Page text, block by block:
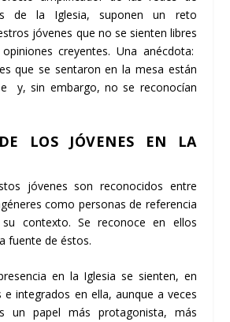
de la Iglesia, suponen un reto
jóvenes que no se sienten libres
creyentes. Una anécdota:
que se sentaron en la mesa están
y, sin embargo, no se reconocían
LOS JÓVENES EN LA
jóvenes son reconocidos entre
como personas de referencia
contexto. Se reconoce en ellos
fuente de éstos.
en la Iglesia se sienten, en
e integrados en ella, aunque a veces
un papel más protagonista, más